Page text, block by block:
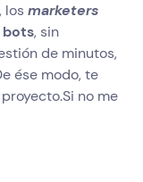
los marketers
bots, sin
de minutos,
ése modo, te
no me